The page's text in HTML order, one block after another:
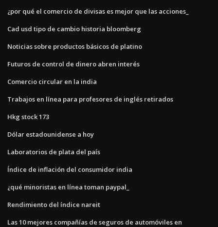
¿por qué el comercio de divisas es mejor que las acciones_
Cad usd tipo de cambio historia bloomberg
Noticias sobre productos básicos de platino
Futuros de control de dinero abren interés
Comercio circular en la india
Trabajos en línea para profesores de inglés retirados
Hkg stock 173
Dólar estadounidense a hoy
Laboratorios de plata del país
Índice de inflación del consumidor india
¿qué minoristas en línea toman paypal_
Rendimiento del índice nareit
Las 10 mejores compañías de seguros de automóviles en